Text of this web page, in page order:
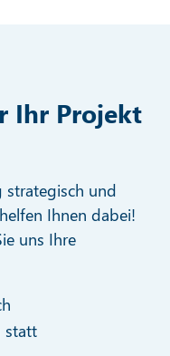
Ihr Projekt
strategisch und
Ihnen dabei!
uns Ihre
statt